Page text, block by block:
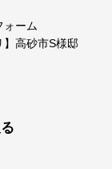
ォーム
】高砂市S様邸